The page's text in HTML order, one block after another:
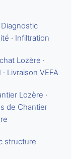
Diagnostic
· Infiltration
Lozère ·
· Livraison VEFA
Lozère ·
de Chantier
structure